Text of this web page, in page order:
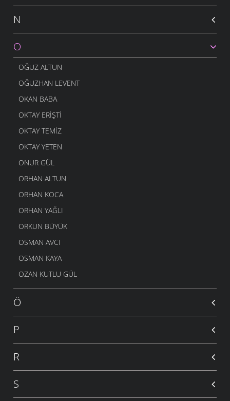
N
O
OĞUZ ALTUN
OĞUZHAN LEVENT
OKAN BABA
OKTAY ERIŞTI
OKTAY TEMIZ
OKTAY YETEN
ONUR GÜL
ORHAN ALTUN
ORHAN KOCA
ORHAN YAĞLI
ORKUN BÜYÜK
OSMAN AVCI
OSMAN KAYA
OZAN KUTLU GÜL
Ö
P
R
S